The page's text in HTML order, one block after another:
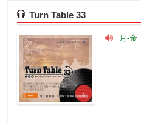
Turn Table 33
月-金